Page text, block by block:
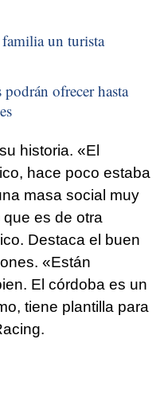
un turista
ofrecer hasta
historia. «El
hace poco estaba
masa social muy
es de otra
Destaca el buen
«Están
El córdoba es un
tiene plantilla para